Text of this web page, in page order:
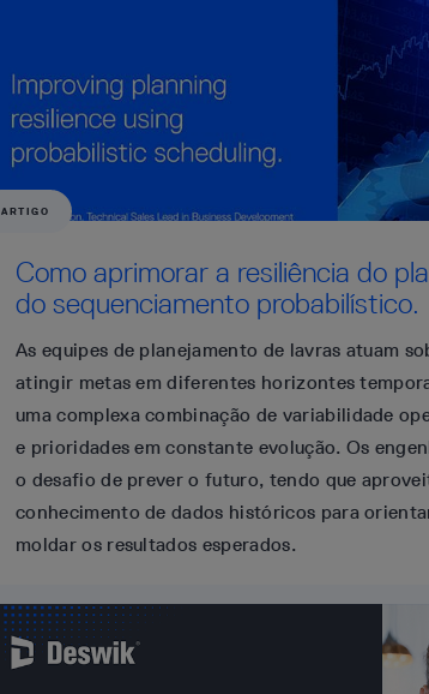
ARTIGO
Como aprimorar a resiliência do
do sequenciamento probabilístico.
As equipes de planejamento de lavras atuam
atingir metas em diferentes horizontes
uma complexa combinação de variabilidade
e prioridades em constante evolução. Os
o desafio de prever o futuro, tendo que
conhecimento de dados históricos para
moldar os resultados esperados.